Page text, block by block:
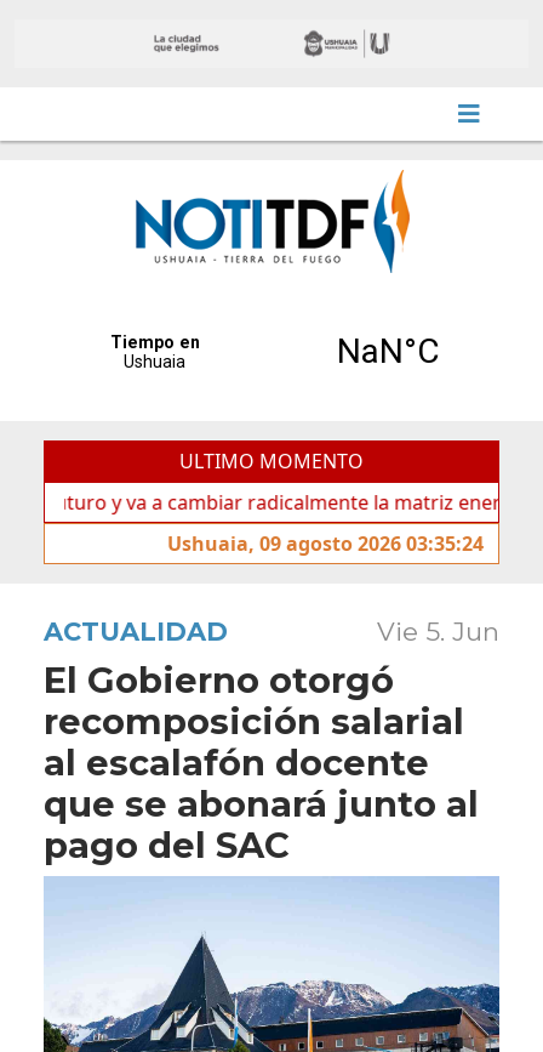
ULTIMO MOMENTO
y va a cambiar radicalmente la matriz energética de
Ushuaia, 09 agosto 2026 03:35:24
ACTUALIDAD Vie 5. Jun
El Gobierno otorgó
recomposición salarial
al escalafón docente
que se abonará junto al
pago del SAC